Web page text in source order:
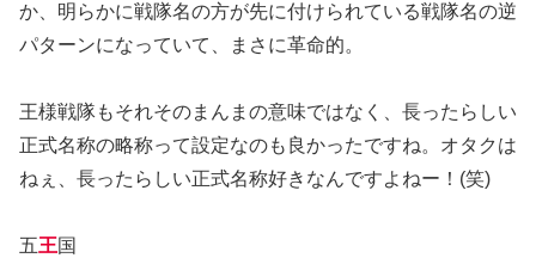
か、明らかに戦隊名の方が先に付けられている戦隊名の逆
パターンになっていて、まさに革命的。
王様戦隊もそれそのまんまの意味ではなく、長ったらしい
正式名称の略称って設定なのも良かったですね。オタクは
ねぇ、長ったらしい正式名称好きなんですよねー！(笑)
五王国